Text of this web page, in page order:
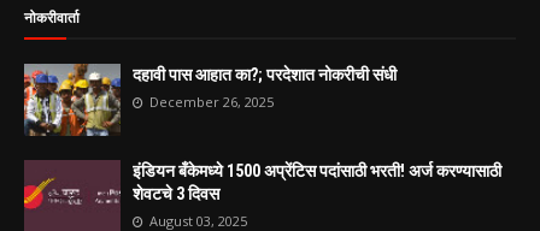
नोकरीवार्ता
दहावी पास आहात का?; परदेशात नोकरीची संधी
December 26, 2025
इंडियन बँकेमध्ये 1500 अप्रेंटिस पदांसाठी भरती! अर्ज करण्यासाठी
शेवटचे 3 दिवस
August 03, 2025